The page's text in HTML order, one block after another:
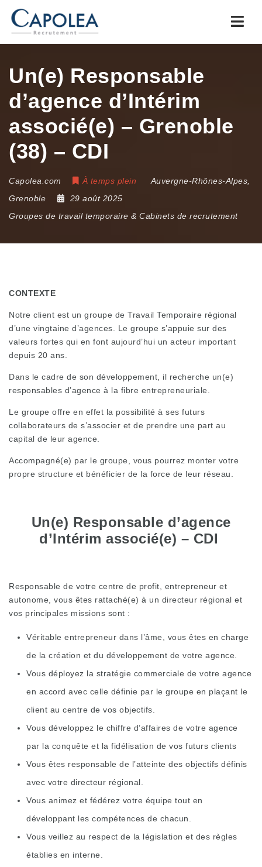
Un(e) Responsable
d’agence d’Intérim
associé(e) – Grenoble
(38) – CDI
Capolea.com À temps plein Auvergne-Rhônes-Alpes
Grenoble
29 août 2025
Groupes de travail temporaire & Cabinets de recrutement
CONTEXTE
Notre client est un groupe de Travail Temporaire régional
d’une vingtaine d’agences. Le groupe s’appuie sur des
valeurs fortes qui en font aujourd’hui un acteur important
depuis 20 ans.
Dans le cadre de son développement, il recherche un(e)
responsables d’agence à la fibre entrepreneuriale.
Le groupe offre en effet la possibilité à ses futurs
collaborateurs de s’associer et de prendre une part au
capital de leur agence.
Accompagné(e) par le groupe, vous pourrez monter votre
propre structure et bénéficier de la force de leur réseau.
Un(e) Responsable d’agence
d’Intérim associé(e) – CDI
Responsable de votre centre de profit, entrepreneur et
autonome, vous êtes rattaché(e) à un directeur régional et
vos principales missions sont :
Véritable entrepreneur dans l’âme, vous êtes en charge
de la création et du développement de votre agence.
Vous déployez la stratégie commerciale de votre agence
en accord avec celle définie par le groupe en plaçant le
client au centre de vos objectifs.
Vous développez le chiffre d’affaires de votre agence
par la conquête et la fidélisation de vos futurs clients
Vous êtes responsable de l’atteinte des objectifs définis
avec votre directeur régional.
Vous animez et fédérez votre équipe tout en
développant les compétences de chacun.
Vous veillez au respect de la législation et des règles
établies en interne.